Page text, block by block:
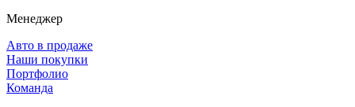
Менеджер
Авто в продаже
Наши покупки
Портфолио
Команда